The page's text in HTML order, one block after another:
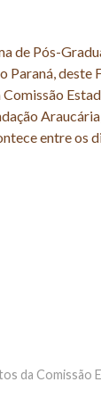
de Pós-
deste
entre os
da Comissão